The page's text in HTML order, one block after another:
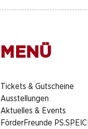
MENÜ
​Tickets & Gutscheine
Ausstellungen
Aktuelles & Events
FörderFreunde